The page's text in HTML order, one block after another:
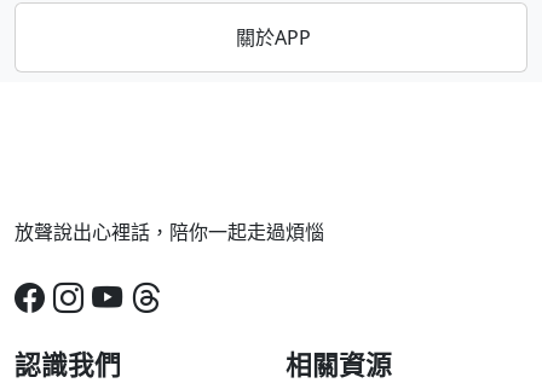
關於APP
放聲說出心裡話，陪你一起走過煩惱
認識我們 相關資源